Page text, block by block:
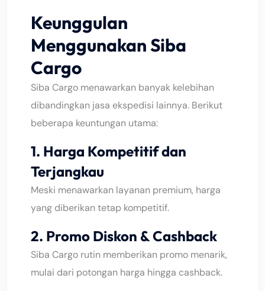
Keunggulan
Menggunakan Siba
Cargo
Siba Cargo menawarkan banyak kelebihan
dibandingkan jasa ekspedisi lainnya. Berikut
beberapa keuntungan utama:
1. Harga Kompetitif dan
Terjangkau
Meski menawarkan layanan premium, harga
yang diberikan tetap kompetitif.
2. Promo Diskon & Cashback
Siba Cargo rutin memberikan promo menarik,
mulai dari potongan harga hingga cashback.